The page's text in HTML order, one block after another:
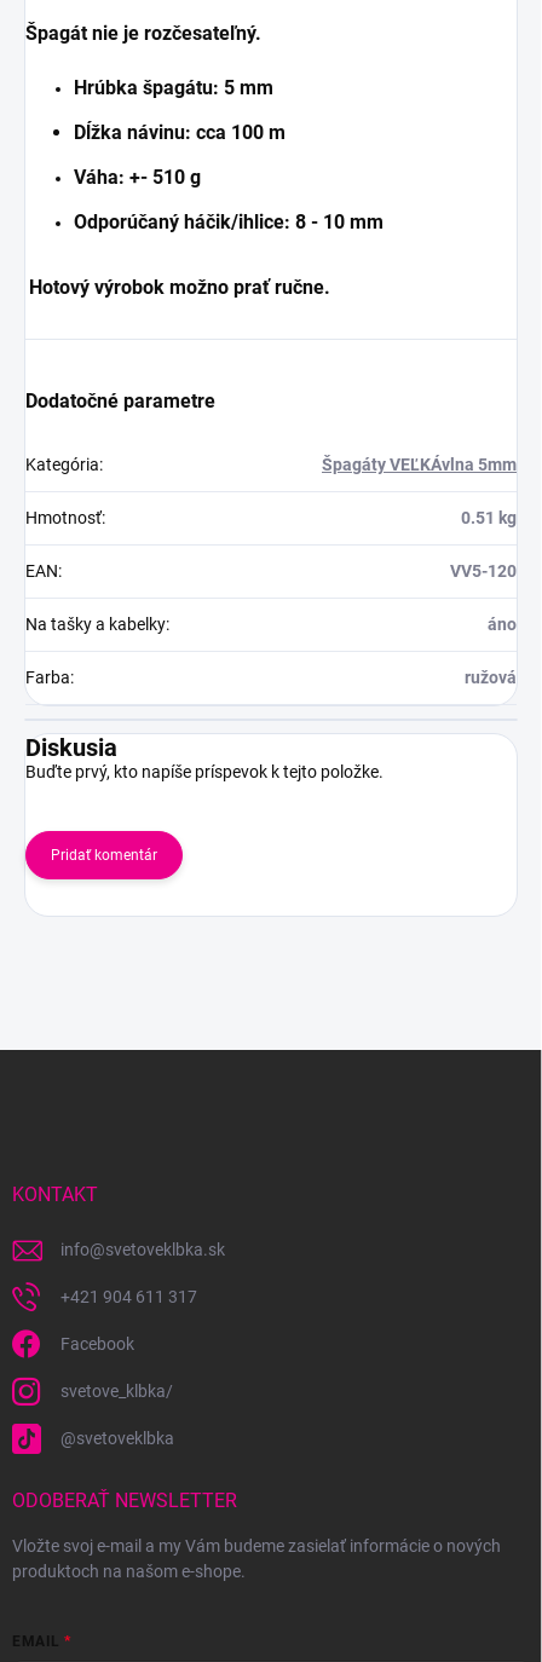
Špagát nie je rozčesateľný.
Hrúbka špagátu: 5 mm
Dĺžka návinu: cca 100 m
Váha: +- 510 g
Odporúčaný háčik/ihlice: 8 - 10 mm
Hotový výrobok možno prať ručne.
Dodatočné parametre
Kategória: Špagáty VEĽKÁvlna 5mm
Hmotnosť: 0.51 kg
EAN: VV5-120
Na tašky a kabelky: áno
Farba: ružová
Diskusia
Buďte prvý, kto napíše príspevok k tejto položke.
Pridať komentár
KONTAKT
info@svetoveklbka.sk
+421 904 611 317
Facebook
svetove_klbka/
@svetoveklbka
ODOBERAŤ NEWSLETTER
Vložte svoj e-mail a my Vám budeme zasielať informácie o nových
produktoch na našom e-shope.
EMAIL